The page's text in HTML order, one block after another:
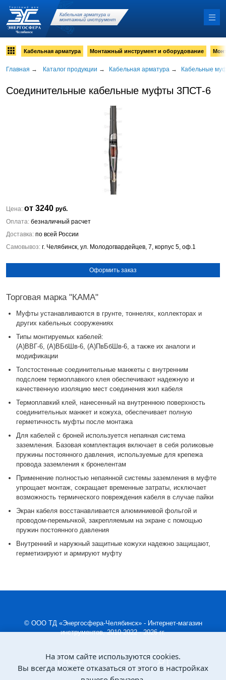
Кабельная арматура и
монтажный инструмент
Кабельная арматура Монтажный инструмент и оборудование
Главная → Каталог продукции → Кабельная арматура → Кабельные
Соединительные кабельные муфты 3ПСТ-6
Цена: от 3240 руб.
Оплата: безналичный расчет
Доставка: по всей России
Самовывоз: г. Челябинск, ул. Молодогвардейцев, 7, корпус 5, оф.1
Оформить заказ
Торговая марка "КАМА"
Муфты устанавливаются в грунте, тоннелях, коллекторах и
других кабельных сооружениях
Типы монтируемых кабелей:
(А)ВВГ-6, (А)ВБбШв-6, (А)ПвБбШв-6, а также их аналоги и
модификации
Толстостенные соединительные манжеты с внутренним
подслоем термоплавкого клея обеспечивают надежную и
качественную изоляцию мест соединения жил кабеля
Термоплавкий клей, нанесенный на внутреннюю поверхность
соединительных манжет и кожуха, обеспечивает полную
герметичность муфты после монтажа
Для кабелей с броней используется непаяная система
заземления. Базовая комплектация включает в себя роликовые
пружины постоянного давления, используемые для крепежа
провода заземления к бронелентам
Применение полностью непаянной системы заземления в муфте
упрощает монтаж, сокращает временные затраты, исключает
возможность термического повреждения кабеля в случае пайки
Экран кабеля восстанавливается алюминиевой фольгой и
проводом-перемычкой, закрепляемым на экране с помощью
пружин постоянного давления
Внутренний и наружный защитные кожухи надежно защищают,
герметизируют и армируют муфту
© ООО ТД «Энергосфера-Челябинск» - Интернет-магазин
инструментов, 2010-2022 - 2026 гг.
На этом сайте используются cookies.
Вы всегда можете отказаться от этого в настройках